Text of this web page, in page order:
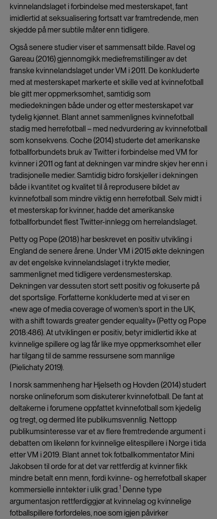
kvinnelandslaget i forbindelse med mesterskapet, fant
imidlertid at seksualisering fortsatt var framtredende, men
skjedde på mer subtile måter enn tidligere.
Også senere studier viser et sammensatt bilde. Ravel og
Gareau (2016) gjennomgikk mediefremstillinger av det
franske kvinnelandslaget under VM i 2011. De konkluderte
med at mesterskapet markerte et skille ved at kvinnefotball
ble gitt mer oppmerksomhet, samtidig som
mediedekningen både under og etter mesterskapet var
tydelig kjønnet. Blant annet sammenlignes kvinnefotball
stadig med herrefotball – med nedvurdering av kvinnefotball
som konsekvens. Coche (2014) studerte det amerikanske
fotballforbundets bruk av Twitter i forbindelse med VM for
kvinner i 2011 og fant at dekningen var mindre skjev her enn i
tradisjonelle medier. Samtidig bidro forskjeller i dekningen
både i kvantitet og kvalitet til å reprodusere bildet av
kvinnefotball som mindre viktig enn herrefotball. Selv midt i
et mesterskap for kvinner, hadde det amerikanske
fotballforbundet flest Twitter-innlegg om herrelandslaget.
Petty og Pope (2018) har beskrevet en positiv utvikling i
England de senere årene. Under VM i 2015 økte dekningen
av det engelske kvinnelandslaget i trykte medier,
sammenlignet med tidligere verdensmesterskap.
Dekningen var dessuten stort sett positiv og fokuserte på
det sportslige. Forfatterne konkluderte med at vi ser en
«new age of media coverage of women’s sport in the UK,
with a shift towards greater gender equality» (Petty og Pope
2018:486). At utviklingen er positiv, betyr imidlertid ikke at
kvinnelige spillere og lag får like mye oppmerksomhet eller
har tilgang til de samme ressursene som mannlige
(Pielichaty 2019).
I norsk sammenheng har Hjelseth og Hovden (2014) studert
norske onlineforum som diskuterer kvinnefotball. De fant at
deltakerne i forumene oppfattet kvinnefotball som kjedelig
og tregt, og dermed lite publikumsvennlig. Nettopp
publikumsinteresse var et av flere fremtredende argument i
debatten om likelønn for kvinnelige elitespillere i Norge i tida
etter VM i 2019. Blant annet tok fotballkommentator Mini
Jakobsen til orde for at det var rettferdig at kvinner fikk
mindre betalt enn menn, fordi kvinne- og herrefotball skaper
kommersielle inntekter i ulik grad.1 Denne type
argumentasjon rettferdiggjør at kvinnelag og kvinnelige
fotballspillere forfordeles, noe som igjen påvirker